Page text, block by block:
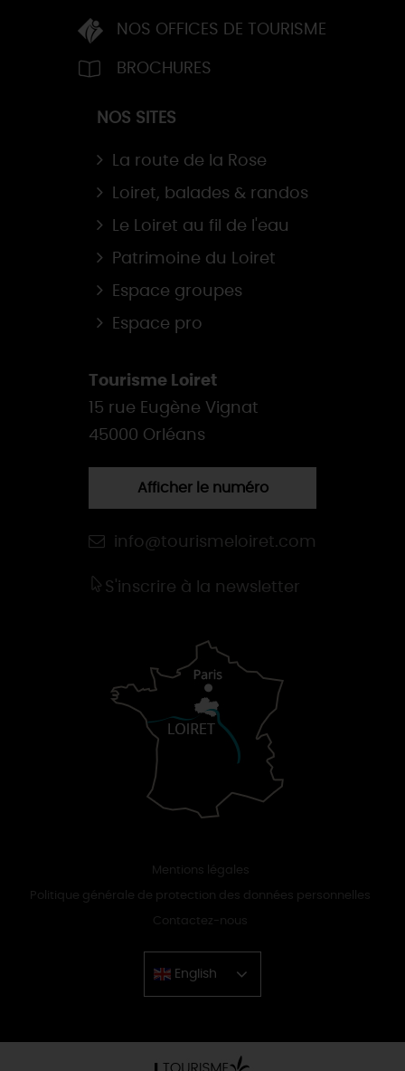
NOS OFFICES DE TOURISME
BROCHURES
NOS SITES
La route de la Rose
Loiret, balades & randos
Le Loiret au fil de l'eau
Patrimoine du Loiret
Espace groupes
Espace pro
Tourisme Loiret
15 rue Eugène Vignat
45000 Orléans
Afficher le numéro
info@tourismeloiret.com
S'inscrire à la newsletter
Mentions légales
Politique générale de protection des données personnelles
Contactez-nous
English
Chinese